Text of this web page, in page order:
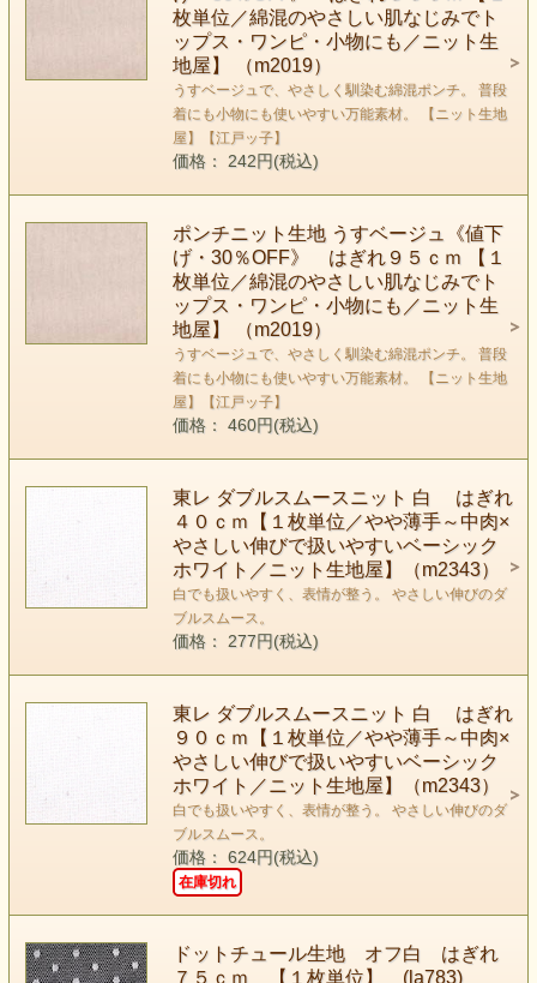
枚単位／綿混のやさしい肌なじみでト
ップス・ワンピ・小物にも／ニット生
地屋】 （m2019）
うすベージュで、やさしく馴染む綿混ポンチ。 普段
着にも小物にも使いやすい万能素材。 【ニット生地
屋】【江戸ッ子】
価格： 242円(税込)
ポンチニット生地 うすベージュ《値下
げ・30％OFF》 はぎれ９５ｃｍ 【１
枚単位／綿混のやさしい肌なじみでト
ップス・ワンピ・小物にも／ニット生
地屋】 （m2019）
うすベージュで、やさしく馴染む綿混ポンチ。 普段
着にも小物にも使いやすい万能素材。 【ニット生地
屋】【江戸ッ子】
価格： 460円(税込)
東レ ダブルスムースニット 白 はぎれ
４０ｃｍ【１枚単位／やや薄手～中肉×
やさしい伸びで扱いやすいベーシック
ホワイト／ニット生地屋】（m2343）
白でも扱いやすく、表情が整う。 やさしい伸びのダ
ブルスムース。
価格： 277円(税込)
東レ ダブルスムースニット 白 はぎれ
９０ｃｍ【１枚単位／やや薄手～中肉×
やさしい伸びで扱いやすいベーシック
ホワイト／ニット生地屋】（m2343）
白でも扱いやすく、表情が整う。 やさしい伸びのダ
ブルスムース。
価格： 624円(税込)
在庫切れ
ドットチュール生地 オフ白 はぎれ
７５ｃｍ 【１枚単位】 (la783)